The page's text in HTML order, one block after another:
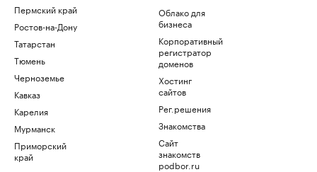
Пермский край
Ростов-на-Дону
Татарстан
Тюмень
Черноземье
Кавказ
Карелия
Мурманск
Приморский
край
Облако для
бизнеса
Корпоративный
регистратор
доменов
Хостинг
сайтов
Рег.решения
Знакомства
Сайт
знакомств
podbor.ru